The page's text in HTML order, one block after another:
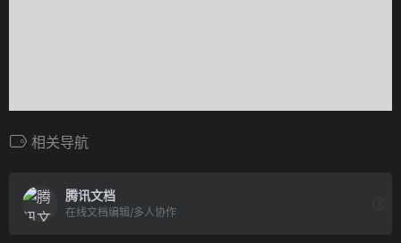
相关导航
腾讯文档
在线文档编辑/多人协作